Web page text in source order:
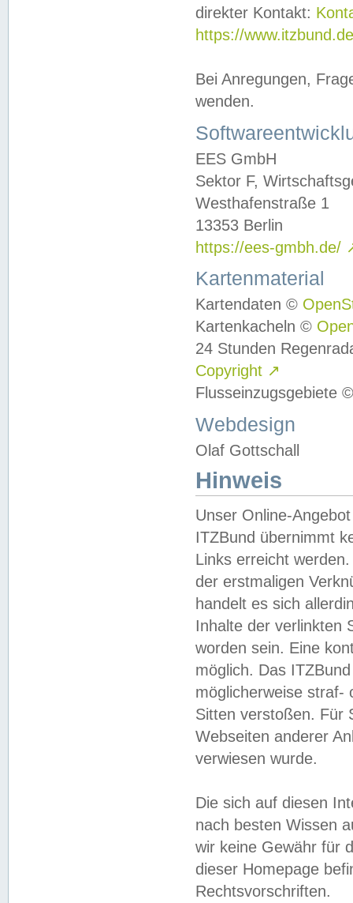
direkter Kontakt:
https://
Bei Anregungen,
wenden.
EES GmbH
Sektor F,
Westhafenstraße 1
13353 Berlin
https://ees-gmbh.de/
Kartenmaterial
Kartendaten ©
Kartenkacheln ©
24 Stunden
Copyright ↗
Flusseinzugsgebiete
Webdesign
Olaf Gottschall
Hinweis
Unser Online-
ITZBund übernimmt
Links erreicht
der erstmaligen
handelt es sich
Inhalte der verlinkten
worden sein. Eine
möglich. Das
möglicherweise straf-
Sitten verstoßen. Für
Webseiten anderer
verwiesen wurde.
Die sich auf diesen
nach besten Wissen
wir keine Gewähr für
dieser Homepage
Rechtsvorschriften.